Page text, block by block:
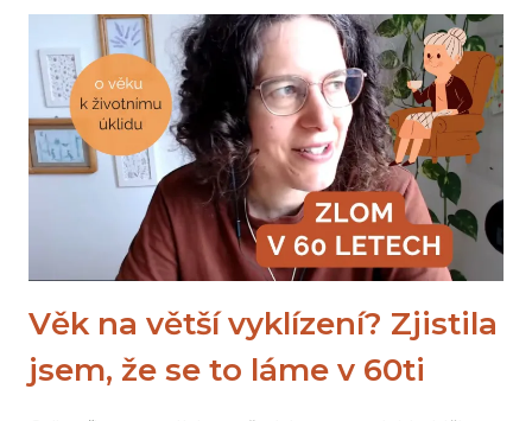
BĚHEM
TŘÍDĚNÍ
VĚCÍ?
MÍSTO
„KAM
DÁM
TY
VĚCI“
SEM
Věk na větší vyklízení? Zjistila
jsem, že se to láme v 60ti